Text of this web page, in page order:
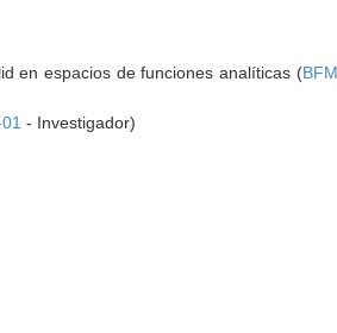
en espacios de funciones analíticas (
- Investigador)